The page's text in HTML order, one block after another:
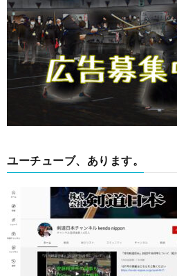
ユーチューブ、あります。